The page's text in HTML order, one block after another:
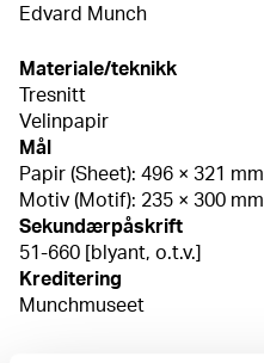
Edvard Munch
Materiale/teknikk
Tresnitt
Velinpapir
Mål
Papir (Sheet): 496 × 321 mm
Motiv (Motif): 235 × 300 mm
Sekundærpåskrift
51-660 [blyant, o.t.v.]
Kreditering
Munchmuseet